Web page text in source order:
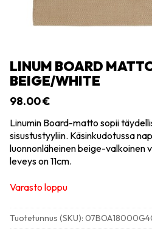
LINUM BOARD
BEIGE/WHITE
98.00€
Linumin Board-matto sopii
sisustustyyliin. Käsinkudotussa
luonnonläheinen beige-valkoinen
leveys on 11cm.
Varasto loppu
Tuotetunnus (SKU):